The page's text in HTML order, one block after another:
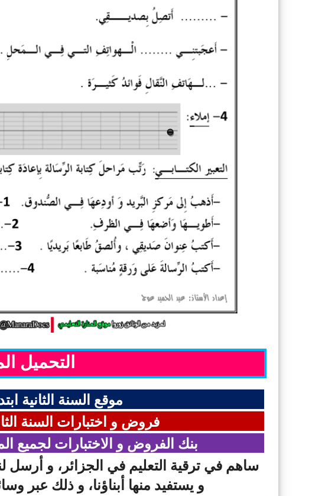
التحميل
موقع السنة الثانية
فروض و اختبارات السنة
بنك الفروض و الاختبارات لجميع
ساهم في ترقية التعليم في الجزائر، و أرسل
و يستفيد منها أبناؤنا، و ذلك عبر